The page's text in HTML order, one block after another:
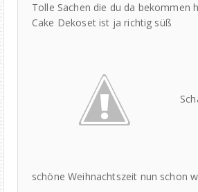
Tolle Sachen die du da bekommen
Cake Dekoset ist ja richtig süß
schöne Weihnachtszeit nun schon